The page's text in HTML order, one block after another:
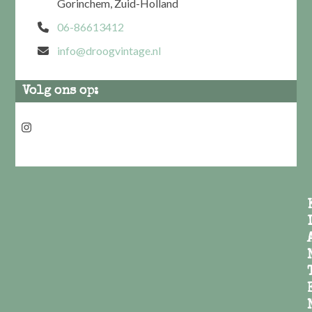
Gorinchem, Zuid-Holland
06-86613412
info@droogvintage.nl
Volg ons op:
Instagram